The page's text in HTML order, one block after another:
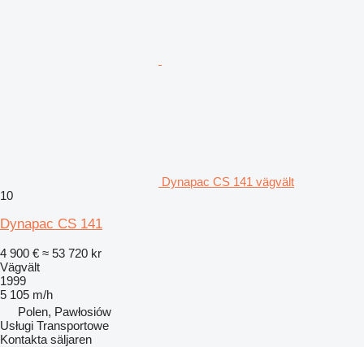
Dynapac CS 141 vägvält
10
Dynapac CS 141
4 900 € ≈ 53 720 kr
Vägvält
1999
5 105 m/h
Polen, Pawłosiów
Usługi Transportowe
Kontakta säljaren